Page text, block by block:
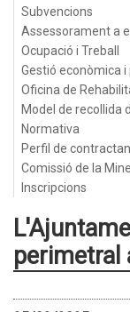
Subvencions
Assessorament a
Ocupació i Treball
Gestió econòmica
Oficina de
Model de recollida
Normativa
Perfil de
Comissió de la
Inscripcions
perimetral